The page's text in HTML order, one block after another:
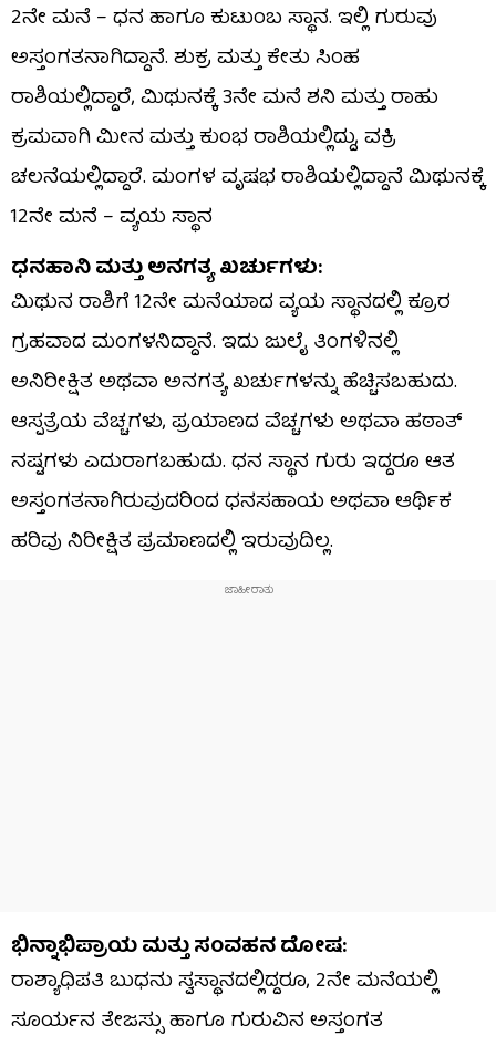
2ನೇ ಮನೆ – ಧನ ಹಾಗೂ ಕುಟುಂಬ ಸ್ಥಾನ. ಇಲ್ಲಿ ಗುರುವು
ಅಸ್ತಂಗತನಾಗಿದ್ದಾನೆ. ​ಶುಕ್ರ ಮತ್ತು ಕೇತು ಸಿಂಹ
ರಾಶಿಯಲ್ಲಿದ್ದಾರೆ, ಮಿಥುನಕ್ಕೆ 3ನೇ ಮನೆ ​ಶನಿ ಮತ್ತು ರಾಹು
ಕ್ರಮವಾಗಿ ಮೀನ ಮತ್ತು ಕುಂಭ ರಾಶಿಯಲ್ಲಿದ್ದು, ವಕ್ರಿ
ಚಲನೆಯಲ್ಲಿದ್ದಾರೆ. ಮಂಗಳ ವೃಷಭ ರಾಶಿಯಲ್ಲಿದ್ದಾನೆ ಮಿಥುನಕ್ಕೆ
12ನೇ ಮನೆ – ವ್ಯಯ ಸ್ಥಾನ
​ಧನಹಾನಿ ಮತ್ತು ಅನಗತ್ಯ ಖರ್ಚುಗಳು:
ಮಿಥುನ ರಾಶಿಗೆ 12ನೇ ಮನೆಯಾದ ವ್ಯಯ ಸ್ಥಾನದಲ್ಲಿ ಕ್ರೂರ
ಗ್ರಹವಾದ ಮಂಗಳನಿದ್ದಾನೆ. ಇದು ಜುಲೈ ತಿಂಗಳಿನಲ್ಲಿ
ಅನಿರೀಕ್ಷಿತ ಅಥವಾ ಅನಗತ್ಯ ಖರ್ಚುಗಳನ್ನು ಹೆಚ್ಚಿಸಬಹುದು.
ಆಸ್ಪತ್ರೆಯ ವೆಚ್ಚಗಳು, ಪ್ರಯಾಣದ ವೆಚ್ಚಗಳು ಅಥವಾ ಹಠಾತ್
ನಷ್ಟಗಳು ಎದುರಾಗಬಹುದು. ಧನ ಸ್ಥಾನ ಗುರು ಇದ್ದರೂ ಆತ
ಅಸ್ತಂಗತನಾಗಿರುವುದರಿಂದ ಧನಸಹಾಯ ಅಥವಾ ಆರ್ಥಿಕ
ಹರಿವು ನಿರೀಕ್ಷಿತ ಪ್ರಮಾಣದಲ್ಲಿ ಇರುವುದಿಲ್ಲ.
ಭಿನ್ನಾಭಿಪ್ರಾಯ ಮತ್ತು ಸಂವಹನ ದೋಷ:
​ರಾಶ್ಯಾಧಿಪತಿ ಬುಧನು ಸ್ವಸ್ಥಾನದಲ್ಲಿದ್ದರೂ, 2ನೇ ಮನೆಯಲ್ಲಿ
ಸೂರ್ಯನ ತೇಜಸ್ಸು ಹಾಗೂ ಗುರುವಿನ ಅಸ್ತಂಗತ